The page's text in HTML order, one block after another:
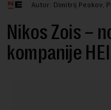
Autor: Dimitrij Peskov,
Nikos Zois –
kompanije